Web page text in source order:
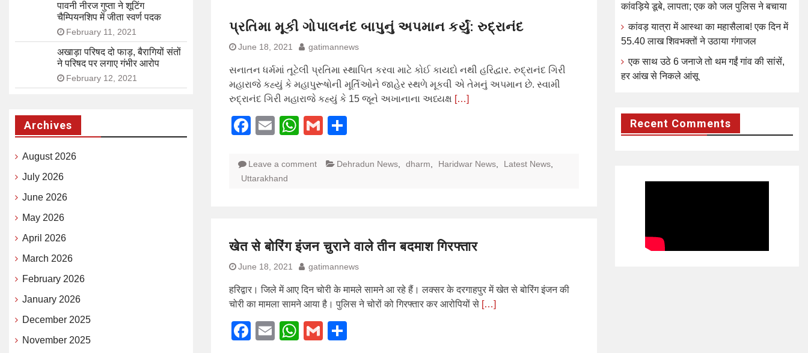
પ્રતિમા મૂકી ગોપાલનંદ બાપુનું અપમાન કર્યું: રુદ્રાનંદ
June 18, 2021 gatimannews
સનાતન ધર્મમાં તૂટેલી પ્રતિમા સ્થાપિત કરવા માટે કોઈ કાયદો નથી હરિદ્વાર. રુદ્રાનંદ ગિરી
મહારાજે કહ્યું કે મહાપુરૂષોની મૂર્તિઓને જાહેર સ્થળે મૂકવી એ તેમનું અપમાન છે. સ્વામી
રુદ્રાનંદ ગિરી મહારાજે કહ્યું કે 15 જૂને અખાનાના અધ્યક્ષ […]
Facebook
EmailWhatsApp
Gmail
Leave a comment Dehradun News dharm Haridwar News Latest News
Uttarakhand
खेत से बोरिंग इंजन चुराने वाले तीन बदमाश गिरफ्तार
June 18, 2021 gatimannews
हरिद्वार। जिले में आए दिन चोरी के मामले सामने आ रहे हैं। लक्सर के दरगाहपुर में खेत से बोरिंग इंजन की
चोरी का मामला सामने आया है। पुलिस ने चोरों को गिरफ्तार कर आरोपियों से […]
Facebook
EmailWhatsApp
Gmail
कांवड़िये डूबे, लापता; एक को जल पुलिस ने बचाया
कांवड़ यात्रा में आस्था का महासैलाब! एक दिन में
55.40 लाख शिवभक्तों ने उठाया गंगाजल
एक साथ उठे 6 जनाजे तो थम गईं गांव की सांसें,
हर आंख से निकले आंसू
Recent Comments
पावनी नीरज गुप्ता ने शूटिंग
चैम्पियनशिप में जीता स्वर्ण पदक
February 11, 2021
अखाड़ा परिषद दो फाड़, बैरागियों संतों
ने परिषद पर लगाए गंभीर आरोप
February 12, 2021
Archives
August 2026
July 2026
June 2026
May 2026
April 2026
March 2026
February 2026
January 2026
December 2025
November 2025